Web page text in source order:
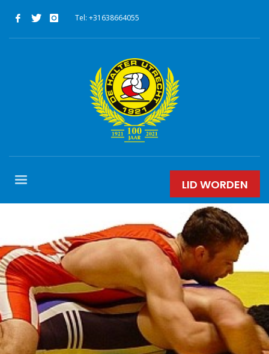
Tel: +31638664055
LID WORDEN